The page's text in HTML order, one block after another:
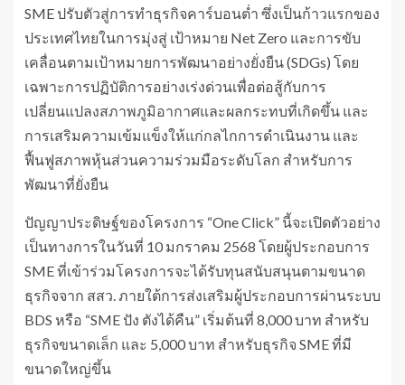
SME ปรับตัวสู่การทำธุรกิจคาร์บอนต่ำ ซึ่งเป็นก้าวแรกของ
ประเทศไทยในการมุ่งสู่ เป้าหมาย Net Zero และการขับ
เคลื่อนตามเป้าหมายการพัฒนาอย่างยั่งยืน (SDGs) โดย
เฉพาะการปฏิบัติการอย่างเร่งด่วนเพื่อต่อสู้กับการ
เปลี่ยนแปลงสภาพภูมิอากาศและผลกระทบที่เกิดขึ้น และ
การเสริมความเข้มแข็งให้แก่กลไกการดำเนินงาน และ
ฟื้นฟูสภาพหุ้นส่วนความร่วมมือระดับโลก สำหรับการ
พัฒนาที่ยั่งยืน
ปัญญาประดิษฐ์ของโครงการ “One Click” นี้จะเปิดตัวอย่าง
เป็นทางการในวันที่ 10 มกราคม 2568 โดยผู้ประกอบการ
SME ที่เข้าร่วมโครงการจะได้รับทุนสนับสนุนตามขนาด
ธุรกิจจาก สสว. ภายใต้การส่งเสริมผู้ประกอบการผ่านระบบ
BDS หรือ “SME ปัง ตังได้คืน” เริ่มต้นที่ 8,000 บาท สำหรับ
ธุรกิจขนาดเล็ก และ 5,000 บาท สำหรับธุรกิจ SME ที่มี
ขนาดใหญ่ขึ้น